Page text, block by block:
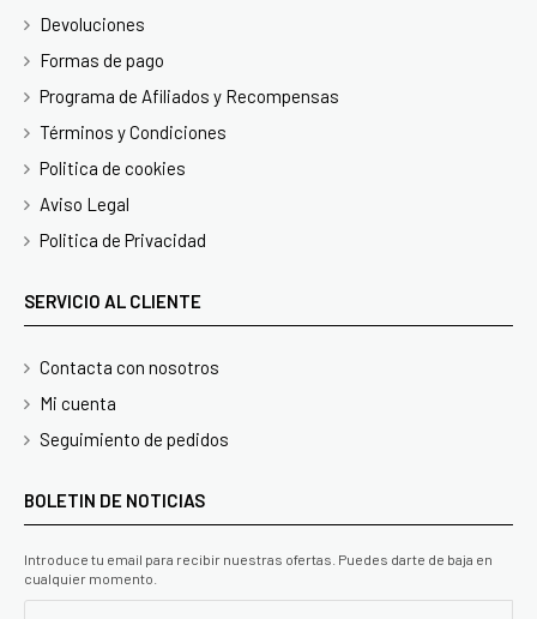
Devoluciones
Formas de pago
Programa de Afiliados y Recompensas
Términos y Condiciones
Politica de cookies
Aviso Legal
Politica de Privacidad
SERVICIO AL CLIENTE
Contacta con nosotros
Mi cuenta
Seguimiento de pedidos
BOLETIN DE NOTICIAS
Introduce tu email para recibir nuestras ofertas. Puedes darte de baja en
cualquier momento.